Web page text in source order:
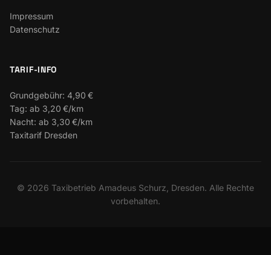
Impressum
Datenschutz
TARIF-INFO
Grundgebühr: 4,90 €
Tag: ab 3,20 €/km
Nacht: ab 3,30 €/km
Taxitarif Dresden
© 2026 Taxibetrieb Amadeus Schurz, Dresden. Alle Rechte
vorbehalten.